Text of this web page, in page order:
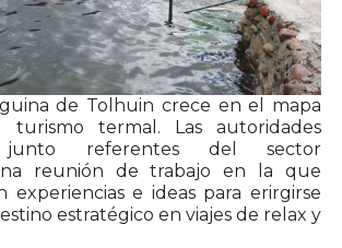
de Tolhuin crece en el mapa
turismo termal. Las autoridades
junto referentes del sector
reunión de trabajo en la que
experiencias e ideas para erirgirse
estratégico en viajes de relax y